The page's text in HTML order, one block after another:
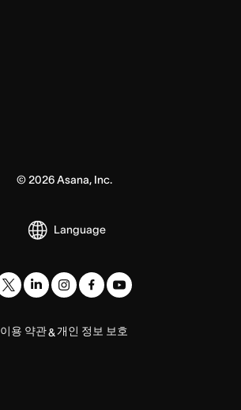
© 2026Asana, Inc.
Language
이용 약관& 개인 정보 보호